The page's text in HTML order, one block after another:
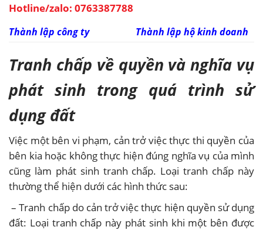
Hotline/zalo: 0763387788
Thành lập công ty Thành lập hộ kinh doanh
Tranh chấp về quyền và nghĩa vụ
phát sinh trong quá trình sử
dụng đất
Việc một bên vi phạm, cản trở việc thực thi quyền của
bên kia hoặc không thực hiện đúng nghĩa vụ của mình
cũng làm phát sinh tranh chấp. Loại tranh chấp này
thường thể hiện dưới các hình thức sau:
– Tranh chấp do cản trở việc thực hiện quyền sử dụng
đất: Loại tranh chấp này phát sinh khi một bên được